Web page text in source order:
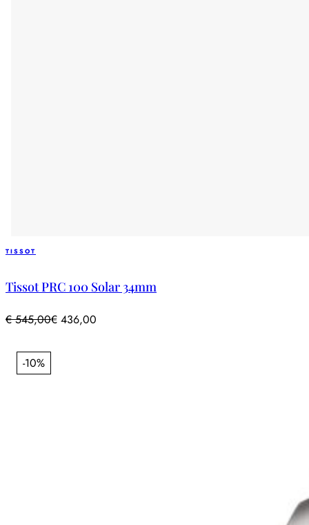
TISSOT
Tissot PRC 100 Solar 34mm
€545,00€ 436,00
-10%